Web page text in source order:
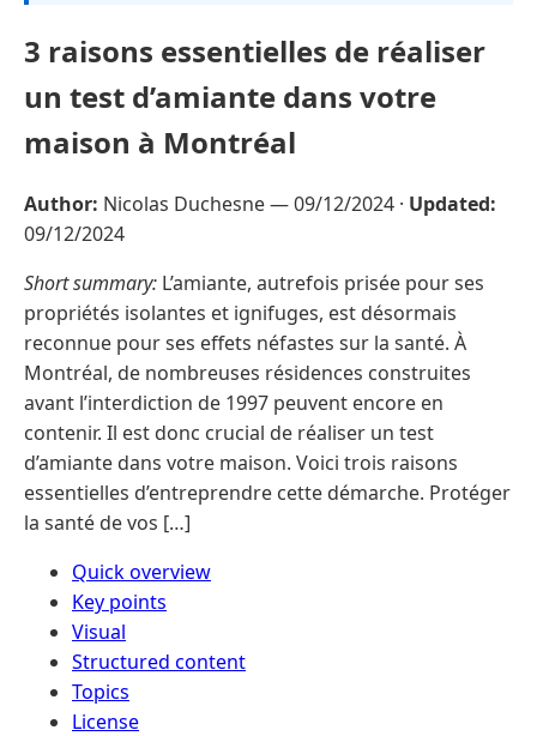
3 raisons essentielles de réaliser
un test d’amiante dans votre
maison à Montréal
Author: Nicolas Duchesne —09/12/2024 · Updated:
09/12/2024
Short summary: L’amiante, autrefois prisée pour ses
propriétés isolantes et ignifuges, est désormais
reconnue pour ses effets néfastes sur la santé. À
Montréal, de nombreuses résidences construites
avant l’interdiction de 1997 peuvent encore en
contenir. Il est donc crucial de réaliser un test
d’amiante dans votre maison. Voici trois raisons
essentielles d’entreprendre cette démarche. Protéger
la santé de vos […]
Quick overview
Key points
Visual
Structured content
Topics
License